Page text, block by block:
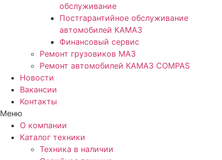
обслуживание
Постгарантийное обслуживание
автомобилей КАМАЗ
Финансовый сервис
Ремонт грузовиков МАЗ
Ремонт автомобилей КАМАЗ COMPAS
Новости
Вакансии
Контакты
Меню
О компании
Каталог техники
Техника в наличии